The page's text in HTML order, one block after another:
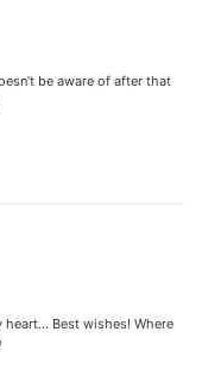
be aware of after that
heart… Best wishes! Where